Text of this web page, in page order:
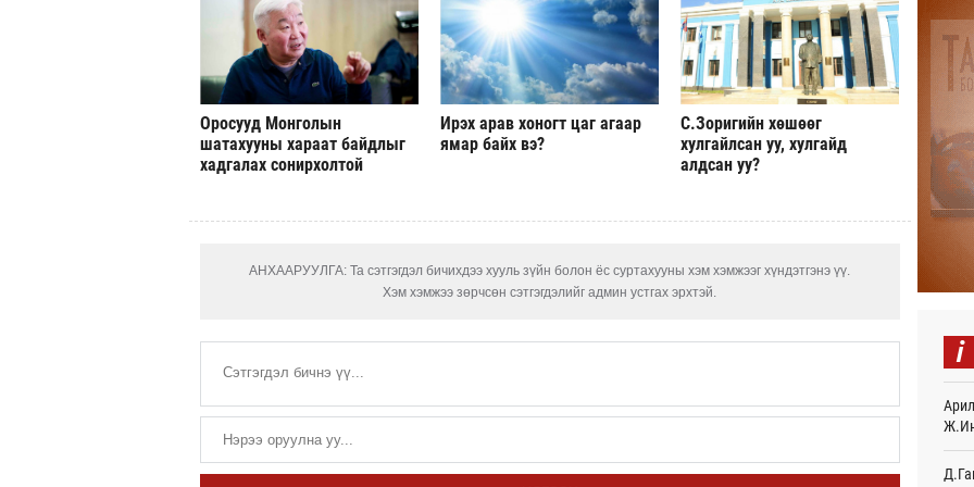
Оросууд Монголын
шатахууны хараат байдлыг
хадгалах сонирхолтой
Ирэх арав хоногт цаг агаар
ямар байх вэ?
С.Зоригийн хөшөөг
хулгайлсан уу, хулгайд
алдсан уу?
АНХААРУУЛГА: Та сэтгэгдэл бичихдээ хууль зүйн болон ёс суртахууны хэм хэмжээг хүндэтгэнэ үү.
Хэм хэмжээ зөрчсөн сэтгэгдэлийг админ устгах эрхтэй.
4
4
Энэ
5
i